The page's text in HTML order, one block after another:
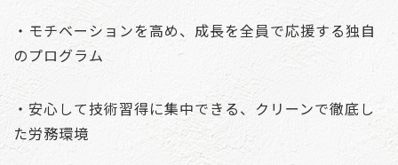
・モチベーションを高め、成長を全員で応援する独自
のプログラム
・安心して技術習得に集中できる、クリーンで徹底し
た労務環境